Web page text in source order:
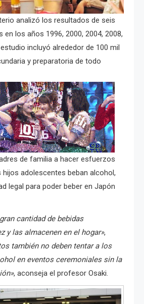
analizó los resultados de seis
los años 1996, 2000, 2004, 2008,
incluyó alrededor de 100 mil
y preparatoria de todo
de familia a hacer esfuerzos
hijos adolescentes beban alcohol,
legal para poder beber en Japón
cantidad de bebidas
y las almacenen en el hogar»,
también no deben tentar a los
en eventos ceremoniales sin la
, aconseja el profesor Osaki.